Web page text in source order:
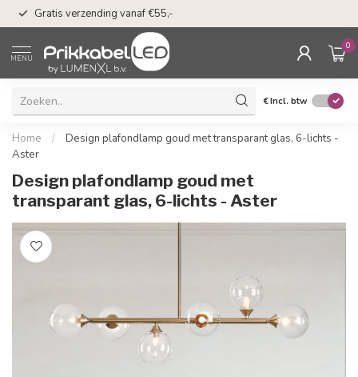
Gratis verzending vanaf €55,-
MENU
0
€Incl. btw
Home /
Design plafondlamp goud met transparant glas, 6-lichts -
Aster
Design plafondlamp goud met
transparant glas, 6-lichts - Aster